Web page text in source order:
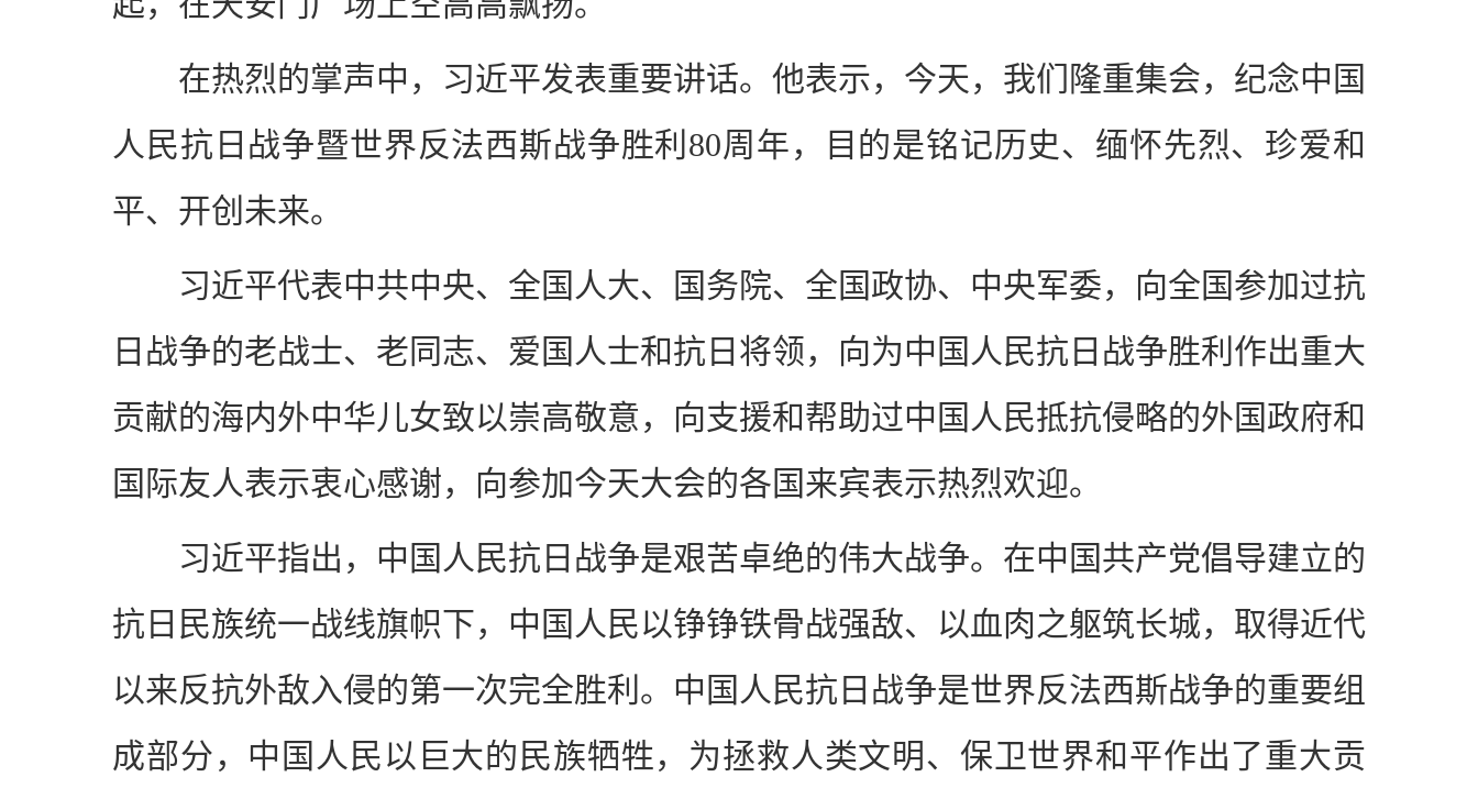
在热烈的掌声中，习近平发表重要讲话。他表示，今天，我们隆重集会，纪念中国
人民抗日战争暨世界反法西斯战争胜利80周年，目的是铭记历史、缅怀先烈、珍爱和
平、开创未来。
习近平代表中共中央、全国人大、国务院、全国政协、中央军委，向全国参加过抗
日战争的老战士、老同志、爱国人士和抗日将领，向为中国人民抗日战争胜利作出重大
贡献的海内外中华儿女致以崇高敬意，向支援和帮助过中国人民抵抗侵略的外国政府和
国际友人表示衷心感谢，向参加今天大会的各国来宾表示热烈欢迎。
习近平指出，中国人民抗日战争是艰苦卓绝的伟大战争。在中国共产党倡导建立的
抗日民族统一战线旗帜下，中国人民以铮铮铁骨战强敌、以血肉之躯筑长城，取得近代
以来反抗外敌入侵的第一次完全胜利。中国人民抗日战争是世界反法西斯战争的重要组
成部分，中国人民以巨大的民族牺牲，为拯救人类文明、保卫世界和平作出了重大贡